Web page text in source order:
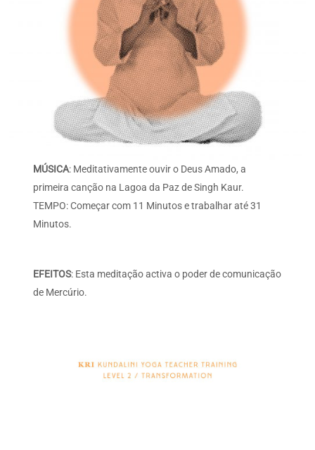
MÚSICA: Meditativamente ouvir o Deus Amado, a
primeira canção na Lagoa da Paz de Singh Kaur.
TEMPO: Começar com 11 Minutos e trabalhar até 31
Minutos.
EFEITOS: Esta meditação activa o poder de comunicação
de Mercúrio.